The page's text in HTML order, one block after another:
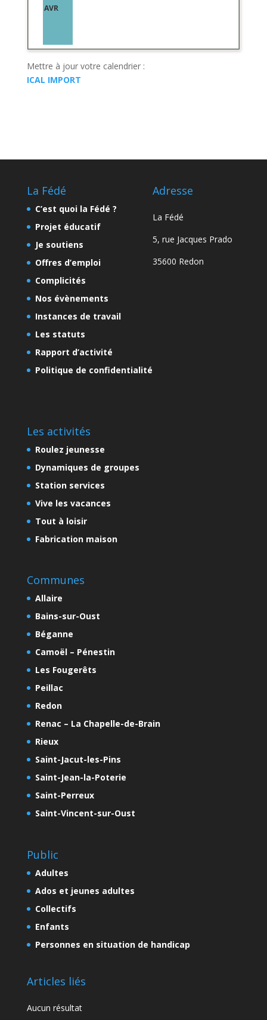
AVR
Mettre à jour votre calendrier :
ICAL IMPORT
La Fédé
C’est quoi la Fédé ?
Projet éducatif
Je soutiens
Offres d’emploi
Complicités
Nos évènements
Instances de travail
Les statuts
Rapport d’activité
Politique de confidentialité
Adresse
La Fédé
5, rue Jacques Prado
35600 Redon
Les activités
Roulez jeunesse
Dynamiques de groupes
Station services
Vive les vacances
Tout à loisir
Fabrication maison
Communes
Allaire
Bains-sur-Oust
Béganne
Camoël – Pénestin
Les Fougerêts
Peillac
Redon
Renac – La Chapelle-de-Brain
Rieux
Saint-Jacut-les-Pins
Saint-Jean-la-Poterie
Saint-Perreux
Saint-Vincent-sur-Oust
Public
Adultes
Ados et jeunes adultes
Collectifs
Enfants
Personnes en situation de handicap
Articles liés
Aucun résultat